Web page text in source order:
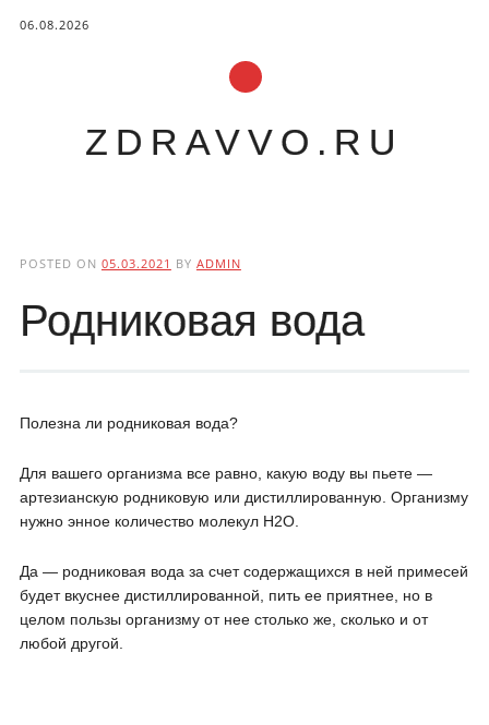
06.08.2026
ZDRAVVO.RU
POSTED ON 05.03.2021 BY ADMIN
Родниковая вода
Полезна ли родниковая вода?
Для вашего организма все равно, какую воду вы пьете —
артезианскую родниковую или дистиллированную. Организму
нужно энное количество молекул Н2О.
Да — родниковая вода за счет содержащихся в ней примесей
будет вкуснее дистиллированной, пить ее приятнее, но в
целом пользы организму от нее столько же, сколько и от
любой другой.